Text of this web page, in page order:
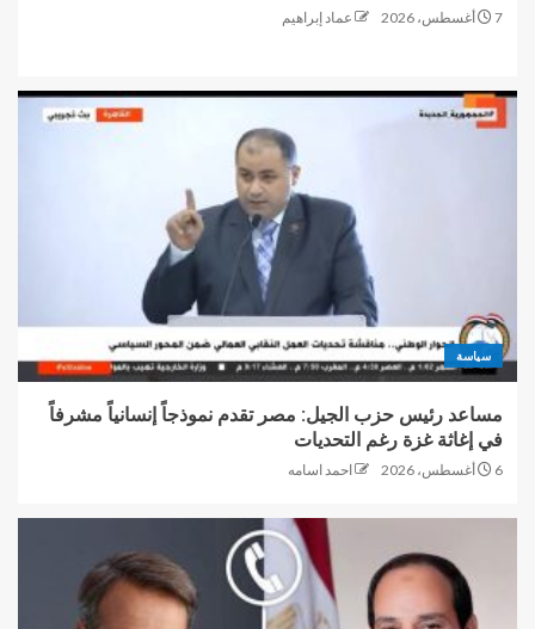
7 أغسطس، 2026 عماد إبراهيم
سياسة
مساعد رئيس حزب الجيل: مصر تقدم نموذجاً إنسانياً مشرفاً
في إغاثة غزة رغم التحديات
6 أغسطس، 2026 احمد اسامه